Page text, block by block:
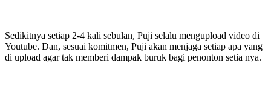
Sedikitnya setiap 2-4 kali sebulan, Puji selalu mengupload video di
Youtube. Dan, sesuai komitmen, Puji akan menjaga setiap apa yang
di upload agar tak memberi dampak buruk bagi penonton setia nya.